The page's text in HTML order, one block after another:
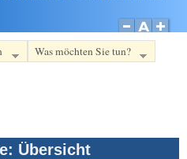
Was möchten Sie tun?
Übersicht